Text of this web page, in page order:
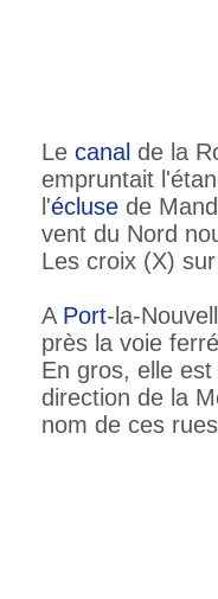
Le canal de la
empruntait
l'écluse de
vent du Nord
Les croix (X)
A Port-la-
près la voie
En gros, elle
direction de la
nom de ces